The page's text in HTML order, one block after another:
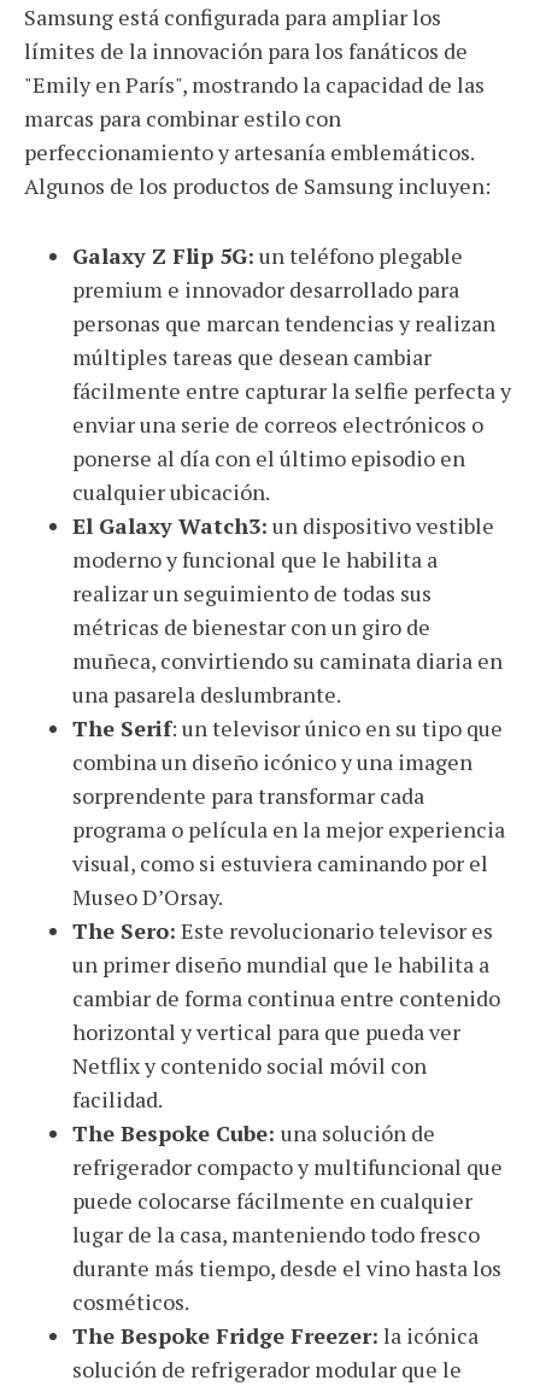
Samsung está configurada para ampliar los
límites de la innovación para los fanáticos de
"Emily en París", mostrando la capacidad de las
marcas para combinar estilo con
perfeccionamiento y artesanía emblemáticos.
Algunos de los productos de Samsung incluyen:
Galaxy Z Flip 5G: un teléfono plegable
premium e innovador desarrollado para
personas que marcan tendencias y realizan
múltiples tareas que desean cambiar
fácilmente entre capturar la selfie perfecta y
enviar una serie de correos electrónicos o
ponerse al día con el último episodio en
cualquier ubicación.
El Galaxy Watch3: un dispositivo vestible
moderno y funcional que le habilita a
realizar un seguimiento de todas sus
métricas de bienestar con un giro de
muñeca, convirtiendo su caminata diaria en
una pasarela deslumbrante.
The Serif: un televisor único en su tipo que
combina un diseño icónico y una imagen
sorprendente para transformar cada
programa o película en la mejor experiencia
visual, como si estuviera caminando por el
Museo D’Orsay.
The Sero: Este revolucionario televisor es
un primer diseño mundial que le habilita a
cambiar de forma continua entre contenido
horizontal y vertical para que pueda ver
Netflix y contenido social móvil con
facilidad.
The Bespoke Cube: una solución de
refrigerador compacto y multifuncional que
puede colocarse fácilmente en cualquier
lugar de la casa, manteniendo todo fresco
durante más tiempo, desde el vino hasta los
cosméticos.
The Bespoke Fridge Freezer: la icónica
solución de refrigerador modular que le